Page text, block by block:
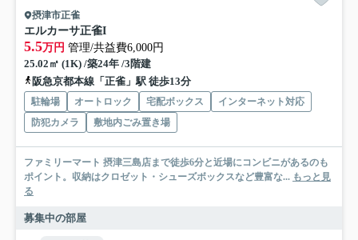
摂津市正雀
エルカーサ正雀I
5.5万円 管理/共益費6,000円
25.02㎡ (1K) /築24年 /3階建
阪急京都本線「正雀」駅 徒歩13分
駐輪場 オートロック 宅配ボックス
インターネット対応
防犯カメラ
敷地内ごみ置き場
ファミリーマート 摂津三島店まで徒歩6分と近場にコンビニがあるのも
ポイント。収納はクロゼット・シューズボックスなど豊富な... もっと見
る
募集中の部屋